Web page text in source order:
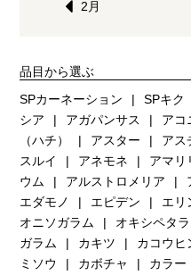
2月
品目から選ぶ
SPカーネーション
SPキク
シア
アガパンサス アコ
（ハチ）
アスター アス
スルイ
アネモネ アマ
ウム
アルストロメリア
エダモノ
エピデン エリ
オニソガラム
オキシペタ
ガラム
カキツ カコウヒ
ミソウ
カボチャ カラー